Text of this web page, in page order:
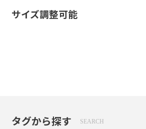
サイズ調整可能
30Lの荷物をコンパクトにホー
最強フック
タグから探す SEARCH